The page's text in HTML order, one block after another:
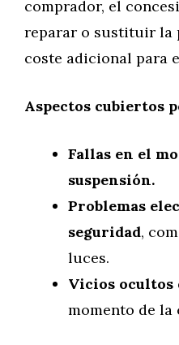
comprador, el
reparar o sustituir la
coste adicional para
Aspectos cubiertos
Fallas en el
suspensión.
Problemas
seguridad,
luces.
Vicios ocultos
momento de la